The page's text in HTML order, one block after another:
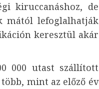
kiruccanáshoz, de
mától lefoglalhatják
keresztül akár
000 utast szállított
mint az előző év